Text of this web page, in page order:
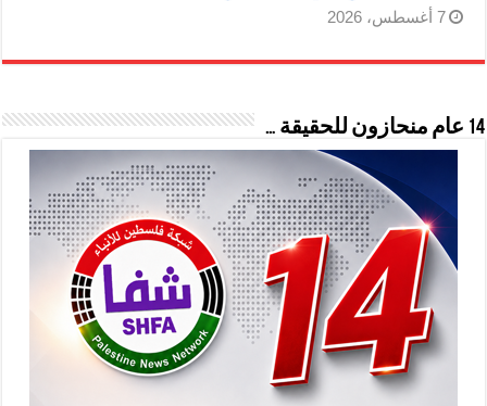
7 أغسطس، 2026
14 عام منحازون للحقيقة …